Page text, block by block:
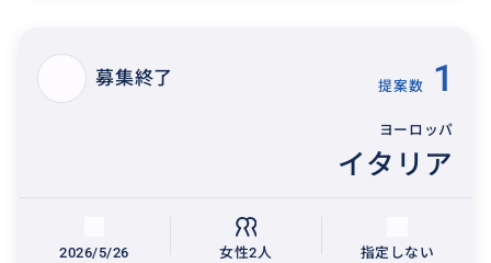
募集終了 提案数 1
ヨーロッパ
イタリア
2026/5/26 女性2人 指定しない